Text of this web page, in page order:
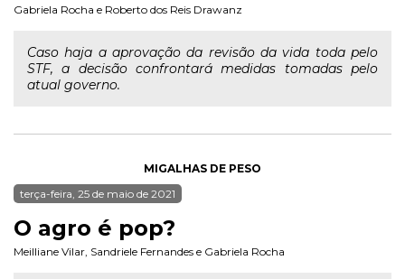
Gabriela Rocha e Roberto dos Reis Drawanz
Caso haja a aprovação da revisão da vida toda pelo
STF, a decisão confrontará medidas tomadas pelo
atual governo.
MIGALHAS DE PESO
terça-feira, 25 de maio de 2021
O agro é pop?
Meilliane Vilar, Sandriele Fernandes e Gabriela Rocha